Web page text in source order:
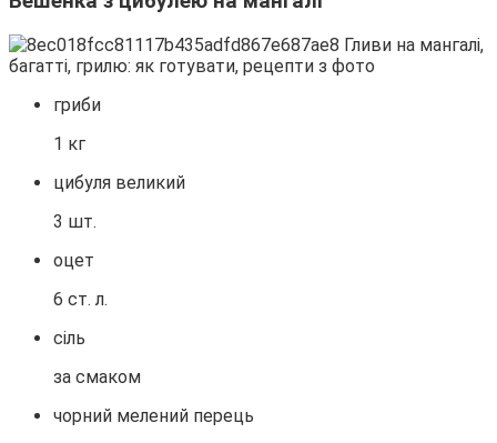
гриби
1 кг
цибуля великий
3 шт.
оцет
6 ст. л.
сіль
за смаком
чорний мелений перець